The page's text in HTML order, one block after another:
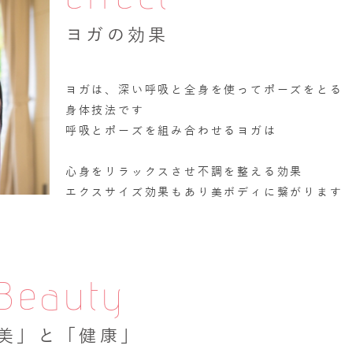
ヨガの効果
ヨガは、深い呼吸と全身を使ってポーズをとる
身体技法です
呼吸とポーズを組み合わせるヨガは
心身をリラックスさせ不調を整える効果
エクスサイズ効果もあり美ボディに繋がります
」と「健康」